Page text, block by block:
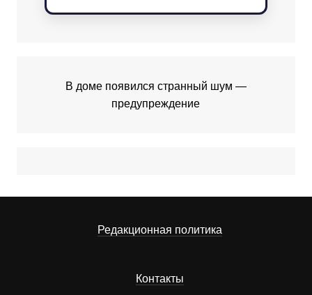
В доме появился странный шум —
предупреждение
Редакционная политика
Контакты